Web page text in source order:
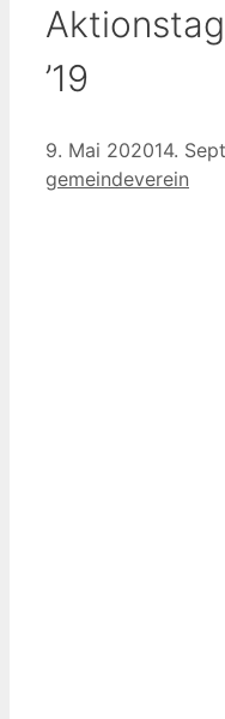
’19
9. Mai 202014.
gemeindeverein